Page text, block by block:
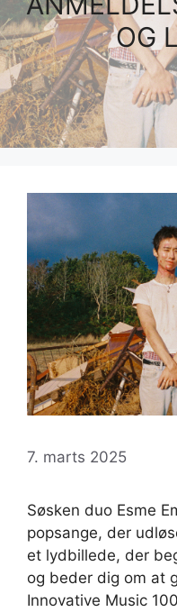
OG
7. marts 2025
Søsken duo Esme
popsange, der
et lydbillede, der
og beder dig om at
Innovative Music